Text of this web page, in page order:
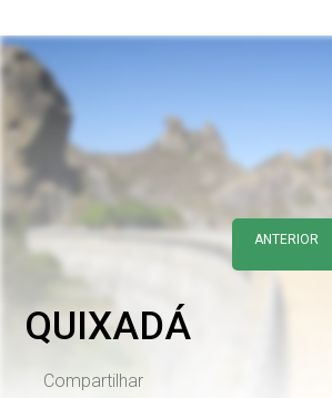
ANTERIOR
QUIXADÁ
Compartilhar